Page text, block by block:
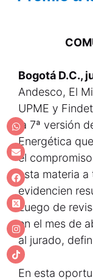
Bogotá D.C.,
Andesco, El
UPME y
la 7ª versión
Energética
el
esta materia
evidencien
Luego de
en el mes de
al jurado,
En esta